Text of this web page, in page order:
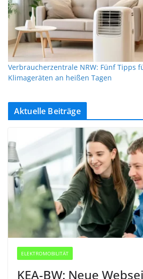
Verbraucherzentrale NRW: Fünf Tipps
Klimageräten an heißen Tagen
Aktuelle Beiträge
ELEKTROMOBILITÄT
KEA-BW: Neue